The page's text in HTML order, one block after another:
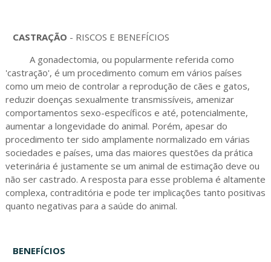
CASTRAÇÃO - RISCOS E BENEFÍCIOS
A gonadectomia, ou popularmente referida como
'castração', é um procedimento comum em vários países
como um meio de controlar a reprodução de cães e gatos,
reduzir doenças sexualmente transmissíveis, amenizar
comportamentos sexo-específicos e até, potencialmente,
aumentar a longevidade do animal. Porém, apesar do
procedimento ter sido amplamente normalizado em várias
sociedades e países, uma das maiores questões da prática
veterinária é justamente se um animal de estimação deve ou
não ser castrado. A resposta para esse problema é altamente
complexa, contraditória e pode ter implicações tanto positivas
quanto negativas para a saúde do animal.
BENEFÍCIOS